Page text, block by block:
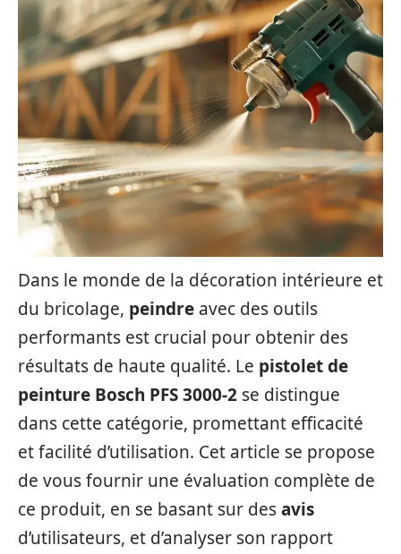
Dans le monde de la décoration intérieure et
du bricolage, peindre avec des outils
performants est crucial pour obtenir des
résultats de haute qualité. Le pistolet de
peinture Bosch PFS 3000-2 se distingue
dans cette catégorie, promettant efficacité
et facilité d’utilisation. Cet article se propose
de vous fournir une évaluation complète de
ce produit, en se basant sur desavis
d’utilisateurs, et d’analyser son rapport